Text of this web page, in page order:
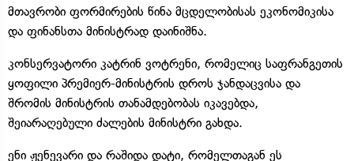
მთავრობი ფორმირების წინა მცდელობისას ეკონომიკისა
და ფინანსთა მინისტრად დაინიშნა.
კონსერვატორი კატრინ ვოტრენი, რომელიც საფრანგეთის
ყოფილი პრემიერ-მინისტრის დროს ჯანდაცვისა და
შრომის მინისტრის თანამდებობას იკავებდა,
შეიარაღებული ძალების მინისტრი გახდა.
ენი ჟენევარი და რაშიდა დატი, რომელთაგან ეს